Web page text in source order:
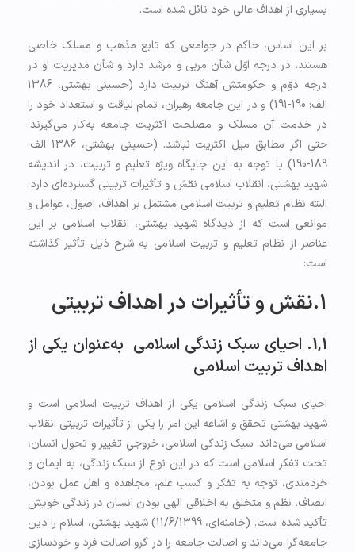
بسیاری از اهداف عالی خود نائل شده است.
بر این اساس، حاکم در جوامعی که تابع مذهب و مسلک خاصی
هستند، در درجه‌ اوّل شأن مربی و مرشد دارد و شأن مدیریت او در
درجه‌ دوّم و حکومتش آهنگ تربیت دارد (حسینی بهشتی، 1386
الف: 190-191) و در این جامعه رهبران، تمام لیاقت و استعداد خود را
در خدمت آن مسلک و مصلحت اکثریت جامعه به‌کار می‌گیرند؛
حتی اگر مطابق میل اکثریت نباشد. (حسینی بهشتی، 1386 الف:
189-190) با توجه به این جایگاه ویژه تعلیم و تربیت، در اندیشه
شهید بهشتی، انقلاب اسلامی نقش و تأثیرات تربیتی گسترده‌ای دارد.
البته نظام تعلیم و تربیت اسلامی مشتمل بر اهداف، اصول، عوامل و
موانعی است که از دیدگاه شهید بهشتی، انقلاب اسلامی بر این
عناصر از نظام تعلیم و تربیت اسلامی به شرح ذیل تأثیر گذاشته
است:
1.نقش و تأثیرات در اهداف تربیتی
1,1. احیای سبک زندگی اسلامی به‌عنوان یکی از
اهداف تربیت اسلامی
احیای سبک زندگی اسلامی یکی از اهداف تربیت اسلامی است و
شهید بهشتی تحقق و اشاعه این امر را یکی از تأثیرات تربیتی انقلاب
اسلامی می‌داند. سبک زندگی اسلامی، خروجیِ تغییر و تحول انسان،
تحت تفکر اسلامی است که در این نوع از سبک زندگی، به ایمان و
خردمندی، توجه به تفکر و کسب علم، مجاهده و اهل عمل بودن،
انصاف، نظم و متخلق به اخلاقی الهی بودن انسان در زندگی خویش
تأکید شده است. (خامنه‌ای، 11/6/1399) شهید بهشتی، اسلام را دین
جامعه‌گرا می‌داند و اصالت جامعه را در گرو اصالت فرد و خودسازی